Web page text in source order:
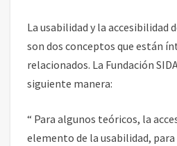
La usabilidad y la accesibilidad
son dos conceptos que están
relacionados. La Fundación
siguiente manera:
“ Para algunos teóricos, la
elemento de la usabilidad,